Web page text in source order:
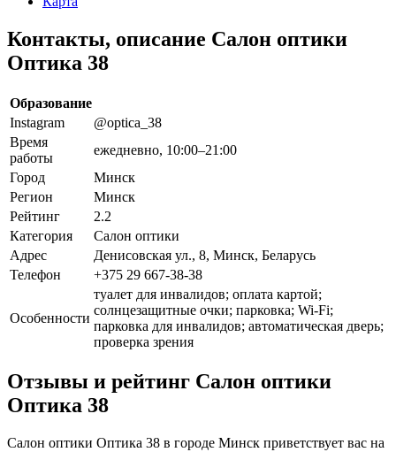
Контакты, описание Салон оптики
Оптика 38
Образование
Instagram
@optica_38
Время
работы
ежедневно, 10:00–21:00
Город
Минск
Регион
Минск
Рейтинг
2.2
Категория
Салон оптики
Адрес
Денисовская ул., 8, Минск, Беларусь
Телефон
+375 29 667-38-38
Особенности
туалет для инвалидов; оплата картой;
солнцезащитные очки; парковка; Wi-Fi;
парковка для инвалидов; автоматическая дверь;
проверка зрения
Отзывы и рейтинг Салон оптики
Оптика 38
Салон оптики Оптика 38 в городе Минск приветствует вас на